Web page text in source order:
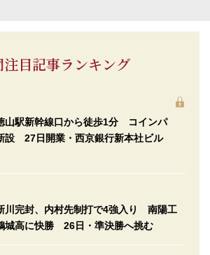
注目記事ランキング
山駅新幹線口から徒歩1分 コインパ
設 27日開業・西京銀行新本社ビル
川完封、内村先制打で4強入り 南陽工
城高に快勝 26日・準決勝へ挑む